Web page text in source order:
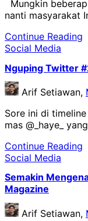
Mungkin
nanti masyarakat
Continue Reading
Social Media
Nguping Twitter
Arif Setiawan,
Sore ini di
mas @_haye_
Continue Reading
Social Media
Semakin
Magazine
Arif Setiawan,